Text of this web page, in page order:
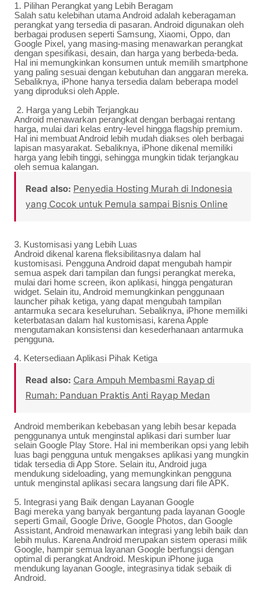
1. Pilihan Perangkat yang Lebih Beragam
Salah satu kelebihan utama Android adalah keberagaman
perangkat yang tersedia di pasaran. Android digunakan oleh
berbagai produsen seperti Samsung, Xiaomi, Oppo, dan
Google Pixel, yang masing-masing menawarkan perangkat
dengan spesifikasi, desain, dan harga yang berbeda-beda.
Hal ini memungkinkan konsumen untuk memilih smartphone
yang paling sesuai dengan kebutuhan dan anggaran mereka.
Sebaliknya, iPhone hanya tersedia dalam beberapa model
yang diproduksi oleh Apple.
2. Harga yang Lebih Terjangkau
Android menawarkan perangkat dengan berbagai rentang
harga, mulai dari kelas entry-level hingga flagship premium.
Hal ini membuat Android lebih mudah diakses oleh berbagai
lapisan masyarakat. Sebaliknya, iPhone dikenal memiliki
harga yang lebih tinggi, sehingga mungkin tidak terjangkau
oleh semua kalangan.
Read also: Penyedia Hosting Murah di Indonesia
yang Cocok untuk Pemula sampai Bisnis Online
3. Kustomisasi yang Lebih Luas
Android dikenal karena fleksibilitasnya dalam hal
kustomisasi. Pengguna Android dapat mengubah hampir
semua aspek dari tampilan dan fungsi perangkat mereka,
mulai dari home screen, ikon aplikasi, hingga pengaturan
widget. Selain itu, Android memungkinkan penggunaan
launcher pihak ketiga, yang dapat mengubah tampilan
antarmuka secara keseluruhan. Sebaliknya, iPhone memiliki
keterbatasan dalam hal kustomisasi, karena Apple
mengutamakan konsistensi dan kesederhanaan antarmuka
pengguna.
4. Ketersediaan Aplikasi Pihak Ketiga
Read also: Cara Ampuh Membasmi Rayap di
Rumah: Panduan Praktis Anti Rayap Medan
Android memberikan kebebasan yang lebih besar kepada
penggunanya untuk menginstal aplikasi dari sumber luar
selain Google Play Store. Hal ini memberikan opsi yang lebih
luas bagi pengguna untuk mengakses aplikasi yang mungkin
tidak tersedia di App Store. Selain itu, Android juga
mendukung sideloading, yang memungkinkan pengguna
untuk menginstal aplikasi secara langsung dari file APK.
5. Integrasi yang Baik dengan Layanan Google
Bagi mereka yang banyak bergantung pada layanan Google
seperti Gmail, Google Drive, Google Photos, dan Google
Assistant, Android menawarkan integrasi yang lebih baik dan
lebih mulus. Karena Android merupakan sistem operasi milik
Google, hampir semua layanan Google berfungsi dengan
optimal di perangkat Android. Meskipun iPhone juga
mendukung layanan Google, integrasinya tidak sebaik di
Android.